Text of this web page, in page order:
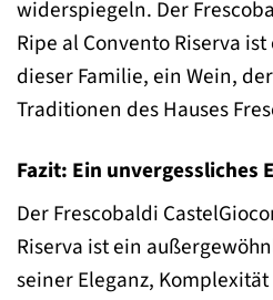
widerspiegeln. Der
Ripe al Convento Riserva
dieser Familie, ein Wein,
Traditionen des Hauses
Fazit: Ein unvergessliches
Der Frescobaldi
Riserva ist ein
seiner Eleganz,